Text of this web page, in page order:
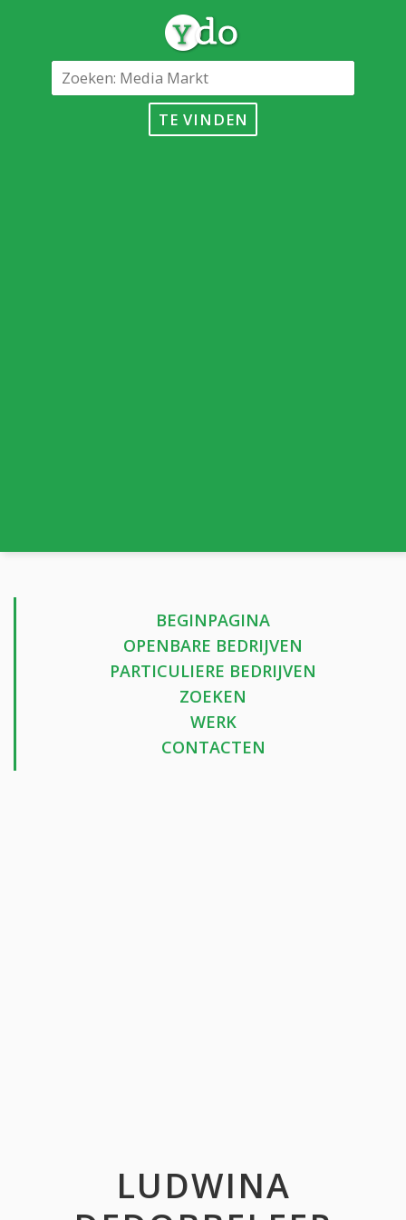
TE VINDEN
BEGINPAGINA
OPENBARE BEDRIJVEN
PARTICULIERE BEDRIJVEN
ZOEKEN
WERK
CONTACTEN
LUDWINA